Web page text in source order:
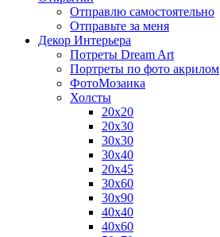
Отправлю самостоятельно
Отправьте за меня
Декор Интерьера
Потреты Dream Art
Портреты по фото акрилом
ФотоМозаика
Холсты
20х20
20х30
30х30
30х40
20х45
30х60
30х90
40х40
40х60